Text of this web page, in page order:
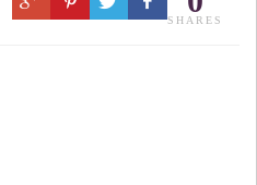
SHARES